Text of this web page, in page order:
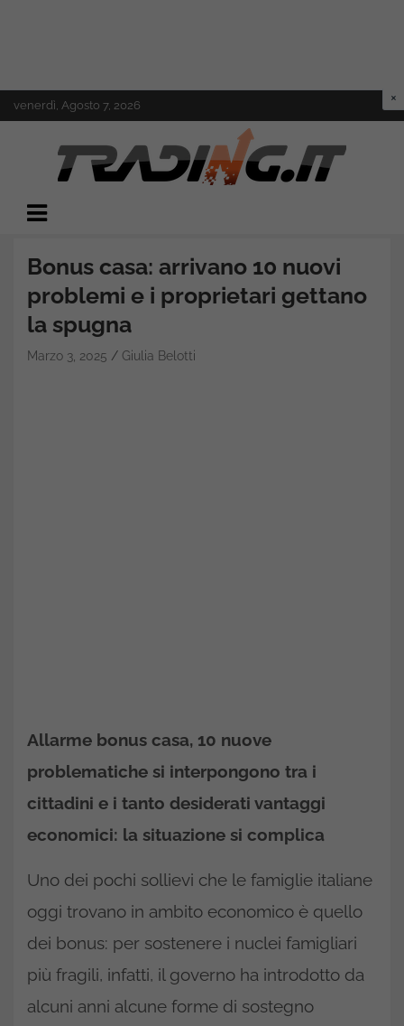
to
venerdì, Agosto 7, 2026
Trading.it
Bonus casa: arrivano 10 nuovi
problemi e i proprietari gettano
la spugna
Marzo 3, 2025 Giulia Belotti
Allarme bonus casa, 10 nuove
problematiche si interpongono tra i
cittadini e i tanto desiderati vantaggi
economici: la situazione si complica
Uno dei pochi sollievi che le famiglie italiane
oggi trovano in ambito economico è quello
dei bonus: per sostenere i nuclei famigliari
più fragili, infatti, il governo ha introdotto da
alcuni anni alcune forme di sostegno